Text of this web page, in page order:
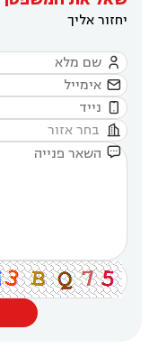
יחזור אליך




